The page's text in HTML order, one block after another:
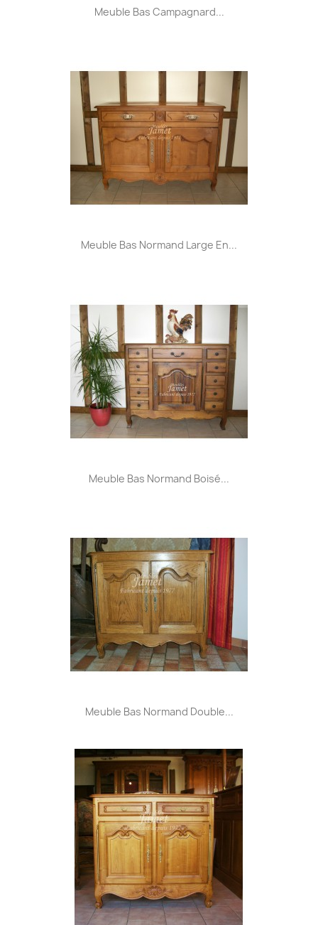
Meuble Bas Campagnard...
Meuble Bas Normand Large En...
Meuble Bas Normand Boisé...
Meuble Bas Normand Double...